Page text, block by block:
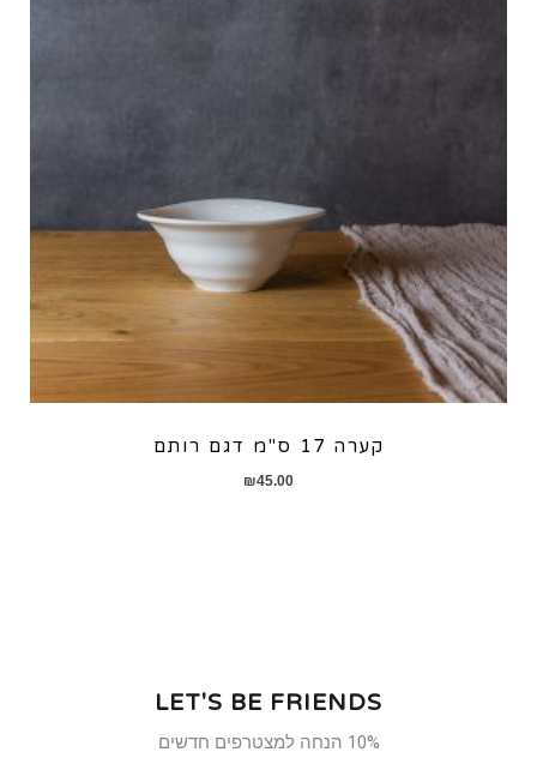
קערה 17 ס"מ דגם רותם
₪45.00
LET'S BE FRIENDS
10% הנחה למצטרפים חדשים